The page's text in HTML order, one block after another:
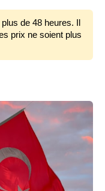
de 48 heures. Il
prix ne soient plus